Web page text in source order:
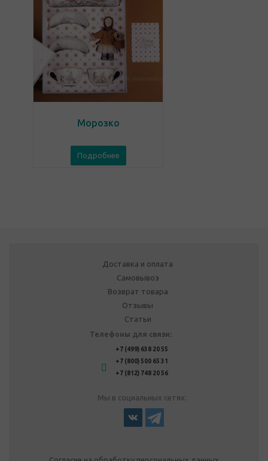
Морозко
Подробнее
Доставка и оплата
Самовывоз
Возврат товара
Отзывы
Статьи
Телефоны для связи:
+7 (499) 638 20 55
+7 (800) 500 65 31
+7 (812) 748 20 56
Мы в социальных сетях: